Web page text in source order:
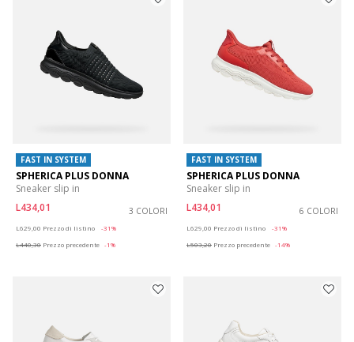
FAST IN SYSTEM
SPHERICA PLUS DONNA
Sneaker slip in
L434,01
3 COLORI
L629,00 Prezzo di listino
-31%
L440,30 Prezzo precedente -1%
FAST IN SYSTEM
SPHERICA PLUS DONNA
Sneaker slip in
L434,01
6 COLORI
L629,00 Prezzo di listino
-31%
L503,20 Prezzo precedente -14%